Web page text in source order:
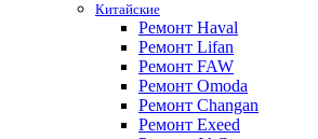
Китайские
Ремонт Haval
Ремонт Lifan
Ремонт FAW
Ремонт Omoda
Ремонт Changan
Ремонт Exeed